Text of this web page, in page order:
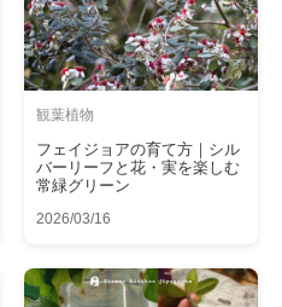
観葉植物
フェイジョアの育て方｜シル
バーリーフと花・実を楽しむ
常緑グリーン
2026/03/16